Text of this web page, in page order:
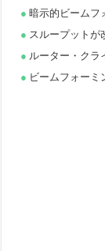
暗示的ビームフ
スループットが
ルーター・クラ
ビームフォーミ